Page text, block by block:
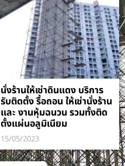
นั่งร้านให้เช่าดินแดง บริการ
รับติดตั้ง รื้อถอน ให้เช่านั่งร้าน
และ งานหุ้มฉนวน รวมทั้งติด
ตั้งแผ่นอลูมิเนียม
15/05/2023